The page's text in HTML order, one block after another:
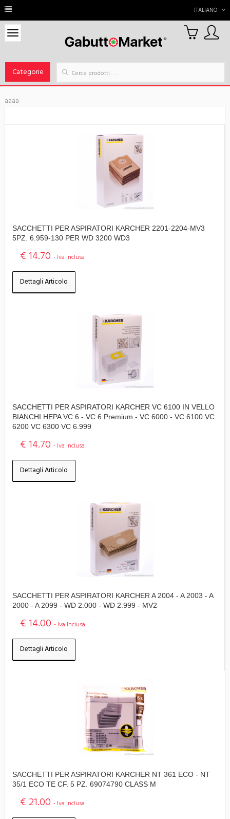
ITALIANO
Categorie
0
Carrello
aaaa
SACCHETTI PER ASPIRATORI KARCHER 2201-2204-MV3
5PZ. 6.959-130 PER WD 3200 WD3
€ 14.70 - Iva Inclusa
Dettagli Articolo
SACCHETTI PER ASPIRATORI KARCHER VC 6100 IN VELLO
BIANCHI HEPA VC 6 - VC 6 Premium - VC 6000 - VC 6100 VC
6200 VC 6300 VC 6.999
€ 14.70 - Iva Inclusa
Dettagli Articolo
SACCHETTI PER ASPIRATORI KARCHER A 2004 - A 2003 - A
2000 - A 2099 - WD 2.000 - WD 2.999 - MV2
€ 14.00 - Iva Inclusa
Dettagli Articolo
SACCHETTI PER ASPIRATORI KARCHER NT 361 ECO - NT
35/1 ECO TE CF. 5 PZ. 69074790 CLASS M
€ 21.00 - Iva Inclusa